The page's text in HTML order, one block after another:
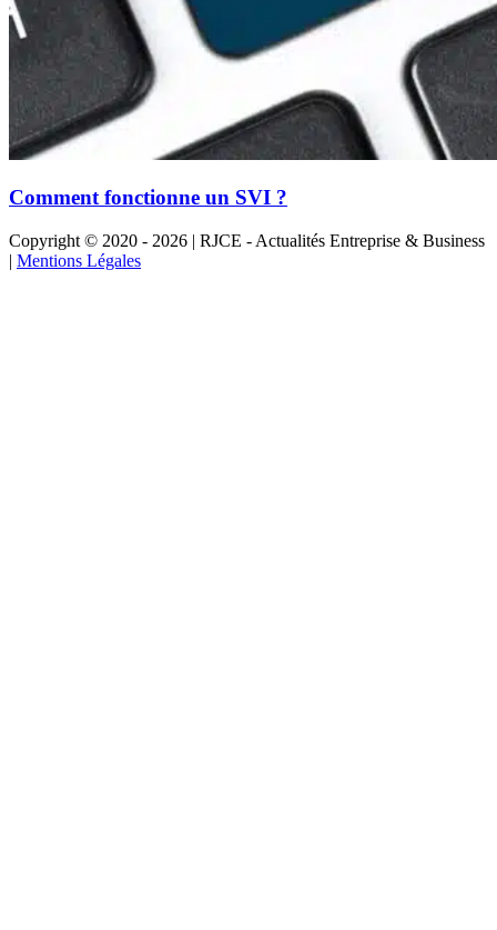
Comment fonctionne un SVI ?
Copyright © 2020 - 2026 | RJCE - Actualités Entreprise & Business
| Mentions Légales